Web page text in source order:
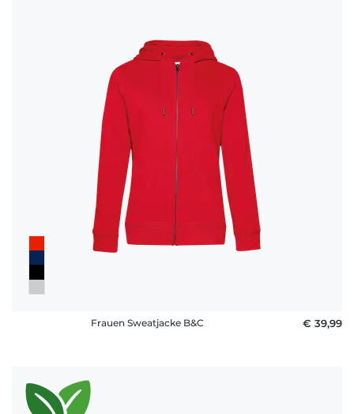
Frauen Sweatjacke B&C € 39,99